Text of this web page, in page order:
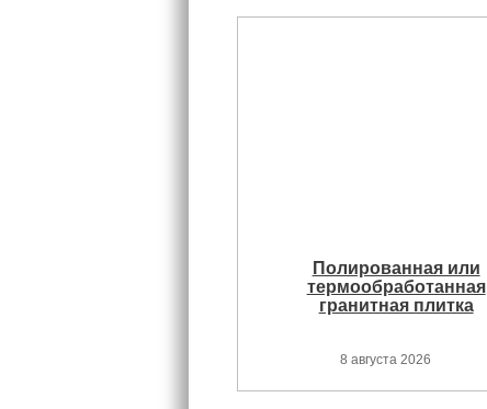
Полированная или
термообработанная
гранитная плитка
8 августа 2026